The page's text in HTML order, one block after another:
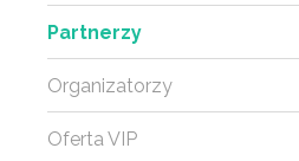
Partnerzy
Organizatorzy
Oferta VIP